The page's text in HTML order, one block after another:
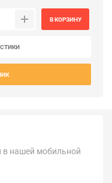
В КОРЗИНУ
в нашей мобильной